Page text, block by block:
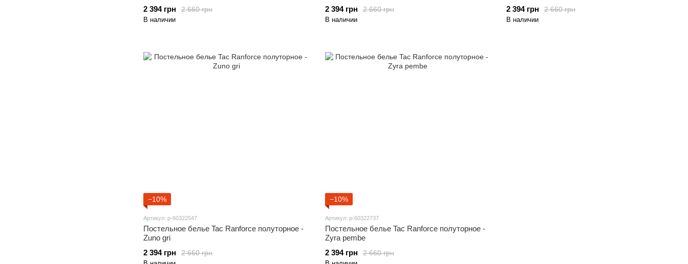
2 660 грн
2 394 грн
В наличии
2 660 грн
2 394 грн
В наличии
2 660 грн
2 394 грн
В наличии
−10%
Артикул: p-60322547
Постельное белье Tac Ranforce полуторное -
Zuno gri
2 660 грн
2 394 грн
−10%
Артикул: p-60322737
Постельное белье Tac Ranforce полуторное -
Zyra pembe
2 660 грн
2 394 грн